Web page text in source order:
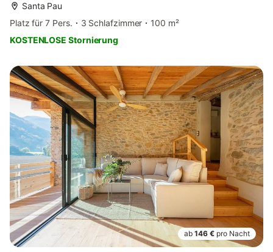
Santa Pau
Platz für 7 Pers.
3 Schlafzimmer
100 m²
KOSTENLOSE Stornierung
ab 146 € pro Nacht